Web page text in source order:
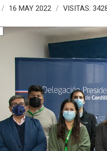
16 MAY 2022 VISITAS: